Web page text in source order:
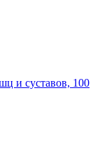
и суставов, 100